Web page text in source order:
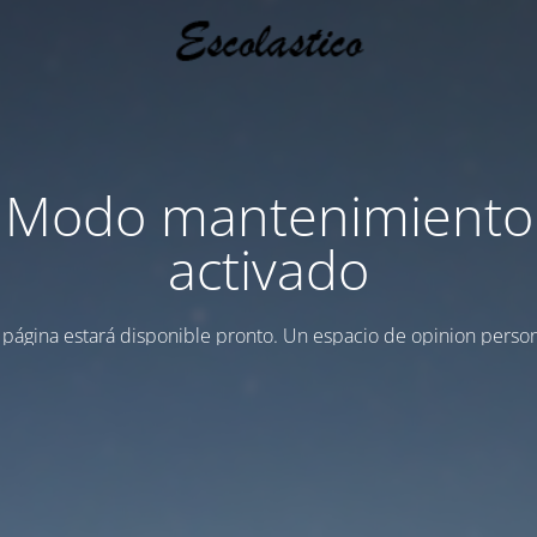
Modo mantenimiento
activado
estará disponible pronto. Un espacio de opinion